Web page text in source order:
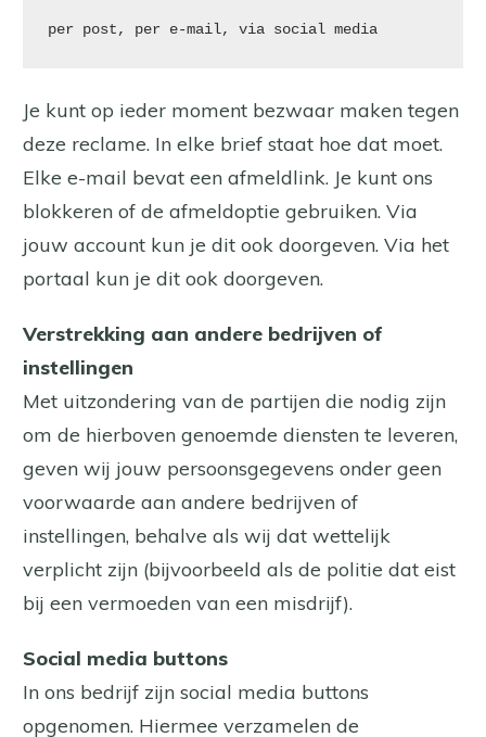
per post, per e-mail, via social media
Je kunt op ieder moment bezwaar maken tegen
deze reclame. In elke brief staat hoe dat moet.
Elke e-mail bevat een afmeldlink. Je kunt ons
blokkeren of de afmeldoptie gebruiken. Via
jouw account kun je dit ook doorgeven. Via het
portaal kun je dit ook doorgeven.
Verstrekking aan andere bedrijven of
instellingen
Met uitzondering van de partijen die nodig zijn
om de hierboven genoemde diensten te leveren,
geven wij jouw persoonsgegevens onder geen
voorwaarde aan andere bedrijven of
instellingen, behalve als wij dat wettelijk
verplicht zijn (bijvoorbeeld als de politie dat eist
bij een vermoeden van een misdrijf).
Social media buttons
In ons bedrijf zijn social media buttons
opgenomen. Hiermee verzamelen de